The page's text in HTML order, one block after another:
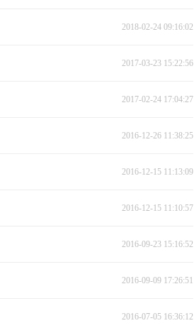
2018-02-24 09:16:02
2017-03-23 15:22:56
2017-02-24 17:04:27
2016-12-26 11:38:25
2016-12-15 11:13:09
2016-12-15 11:10:57
2016-09-23 15:16:52
2016-09-09 17:26:51
2016-07-05 16:36:12